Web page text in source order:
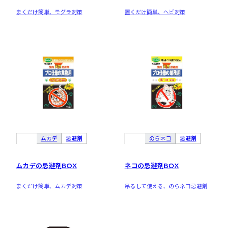
まくだけ簡単、モグラ対策 置くだけ簡単、ヘビ対策
ムカデ 忌避剤
ムカデの忌避剤BOX
まくだけ簡単、ムカデ対策
のらネコ 忌避剤
ネコの忌避剤BOX
吊るして使える、のらネコ忌避剤